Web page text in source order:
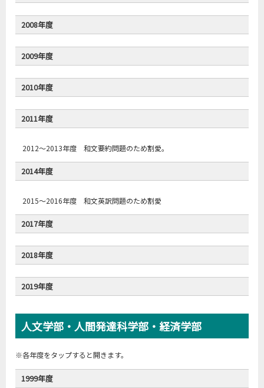
2008年度
曽野綾子，『人びとの中の私』
2009年度
正高 信男 『ケータイを持ったサル』
2010年度
大江健三郎，「家族のきずな」の両義性
2011年度
日本(%)
米国(%)
2012～2013年度 和文要約問題のため割愛。
2014年度
2015～2016年度 和文英訳問題のため割愛
2017年度
2018年度
Directions
2019年度
人文学部・人間発達科学部・経済学部
※各年度をタップすると開きます。
1999年度